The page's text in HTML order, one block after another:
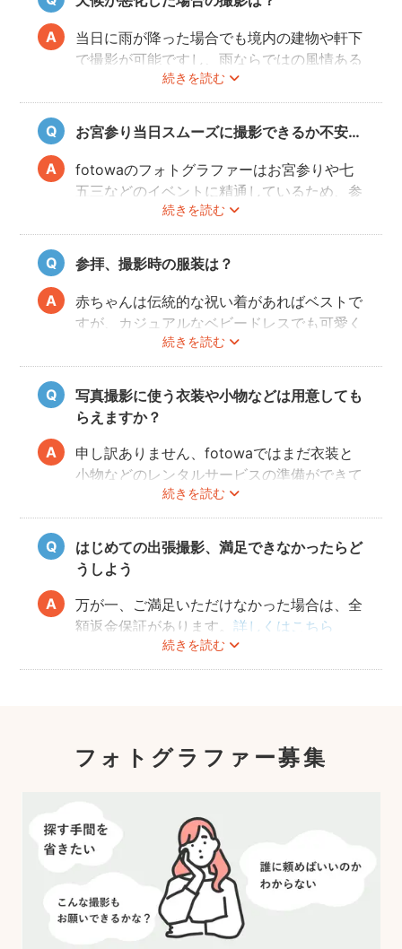
残る記念写真を撮影できます。
続きを読む
当日に雨が降った場合でも境内の建物や軒下
で撮影が可能ですし、雨ならではの風情ある
写真にも仕上がります。
また、撮影の実施が難しいと判断される天候
不良の場合、事前にフォトグラファーと決行
もしくは日時変更を相談してください。
日時変更方法はこちらをご参照ください。
お宮参り当日スムーズに撮影できるか不安…
続きを読む
fotowaのフォトグラファーはお宮参りや七
五三などのイベントに精通しているため、参
拝や家族団欒を乱すことなくスムーズに撮影
することができます。
参拝、撮影時の服装は？
続きを読む
赤ちゃんは伝統的な祝い着があればベストで
すが、カジュアルなベビードレスでも可愛く
写すことができます。またご両親も着物を着
ると雰囲気が出ますが、洋服でもおしゃれな
写真に仕上がります。
写真撮影に使う衣装や小物などは用意しても
らえますか？
続きを読む
申し訳ありません、fotowaではまだ衣装と
小物などのレンタルサービスの準備ができて
おりませんので、お客様ご自身にご用意をお
願いしております。
はじめての出張撮影、満足できなかったらど
うしよう
続きを読む
万が一、ご満足いただけなかった場合は、全
額返金保証があります。詳しくはこちら
フォトグラファー募集